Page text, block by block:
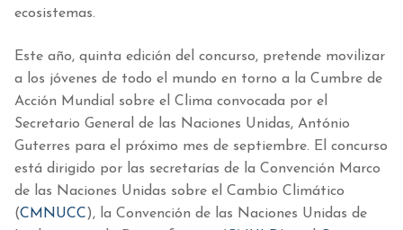
ecosistemas.
Este año, quinta edición del concurso, pretende movilizar
a los jóvenes de todo el mundo en torno a la Cumbre de
Acción Mundial sobre el Clima convocada por el
Secretario General de las Naciones Unidas, António
Guterres para el próximo mes de septiembre. El concurso
está dirigido por las secretarías de la Convención Marco
de las Naciones Unidas sobre el Cambio Climático
(CMNUCC), la Convención de las Naciones Unidas de